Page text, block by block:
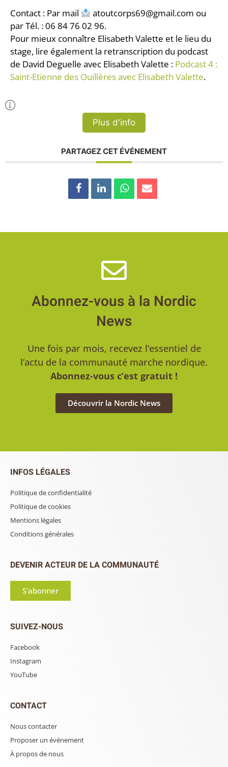
Contact : Par mail
atoutcorps69@gmail.com ou
par Tél. : 06 84 76 02 96.
Pour mieux connaître Elisabeth Valette et le lieu du
stage, lire également la retranscription du podcast
de David Deguelle avec Elisabeth Valette : Podcast 4 :
Saint-Etienne des Ouillères avec Elisabeth Valette.
Plus d'info
PARTAGEZ CET ÉVÉNEMENT
Abonnez-vous à la Nordic
News
Une fois par mois, recevez l’essentiel de
l’actu de la communauté marche nordique.
Abonnez-vous c’est gratuit !
Découvrir la Nordic News
INFOS LÉGALES
Politique de confidentialité
Politique de cookies
Mentions légales
Conditions générales
DEVENIR ACTEUR DE LA COMMUNAUTÉ
S'abonner
SUIVEZ-NOUS
Facebook
Instagram
YouTube
CONTACT
Nous contacter
Proposer un événement
À propos de nous